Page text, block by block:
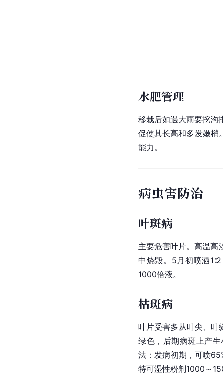
水肥管理
移栽后如遇大雨要挖沟
促使其长高和多发嫩梢
能力。
病虫害防治
叶斑病
主要危害叶片。高温高
中烧毁。5月初喷洒
1000倍液。
枯斑病
叶片受害多从叶尖、 叶
绿色，后期病斑上产
法：发病初期，可喷
特可湿性粉剂1000～